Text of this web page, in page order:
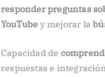
responder preguntas
YouTube y mejorar la
Capacidad de
respuestas e